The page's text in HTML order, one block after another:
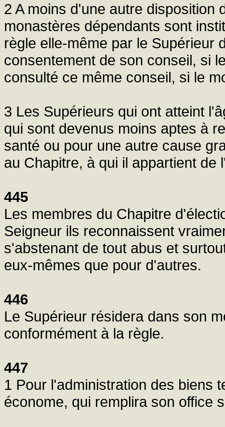
2 A moins d'une autre disposition
monastères dépendants sont
règle elle-même par le Supérieur
consentement de son conseil, si
consulté ce même conseil, si le
3 Les Supérieurs qui ont atteint
qui sont devenus moins aptes à
santé ou pour une autre cause
au Chapitre, à qui il appartient de
445
Les membres du Chapitre
Seigneur ils reconnaissent
s'abstenant de tout abus et
eux-mêmes que pour d'autres.
446
Le Supérieur résidera dans son
conformément à la règle.
447
1 Pour l'administration des biens
économe, qui remplira son office